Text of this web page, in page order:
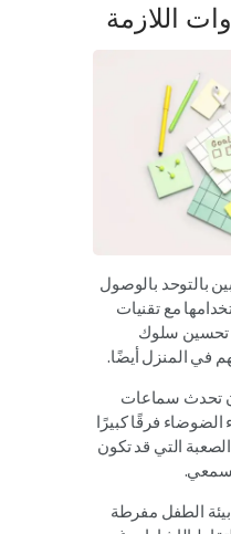
بالتوحد بالوصول
مع تقنيات
تحسين سلوك
في المنزل أيضًا.
تحدث سماعات
الضوضاء فرقًا كبيرًا
التي قد تكون
الطفل مفرطة